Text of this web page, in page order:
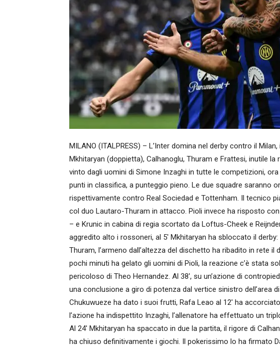
MILANO (ITALPRESS) – L’Inter domina nel derby contro il
Mkhitaryan (doppietta), Calhanoglu, Thuram e Frattesi, inutile
vinto dagli uomini di Simone Inzaghi in tutte le competizioni,
punti in classifica, a punteggio pieno. Le due squadre saranno
rispettivamente contro Real Sociedad e Tottenham. Il tecnico
col duo Lautaro-Thuram in attacco. Pioli invece ha risposto
– e Krunic in cabina di regia scortato da Loftus-Cheek e
aggredito alto i rossoneri, al 5′ Mkhitaryan ha sbloccato il
Thuram, l’armeno dall’altezza del dischetto ha ribadito in rete
pochi minuti ha gelato gli uomini di Pioli, la reazione c’è stata
pericoloso di Theo Hernandez. Al 38′, su un’azione di
una conclusione a giro di potenza dal vertice sinistro dell’area
Chukuwueze ha dato i suoi frutti, Rafa Leao al 12′ ha
l’azione ha indispettito Inzaghi, l’allenatore ha effettuato un
Al 24′ Mkhitaryan ha spaccato in due la partita, il rigore di
ha chiuso definitivamente i giochi. Il pokerissimo lo ha firmato